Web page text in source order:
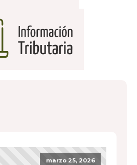
marzo 25, 2026